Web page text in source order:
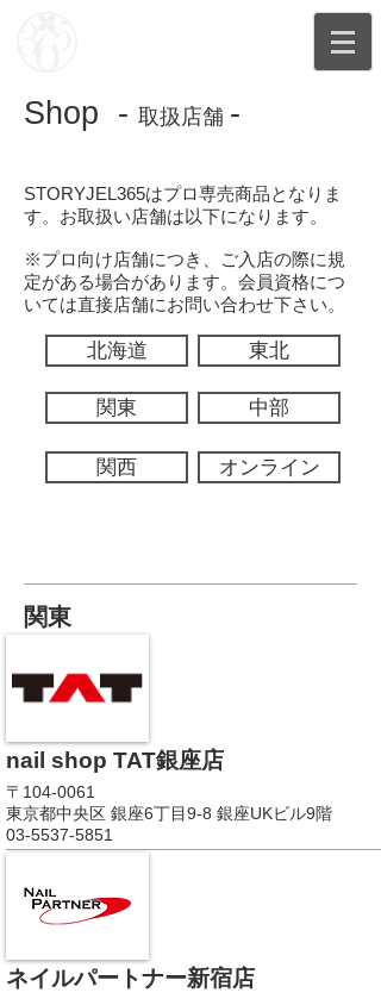
Shop - 取扱店舗 -
STORYJEL365はプロ専売商品となりま
す。お取扱い店舗は以下になります。
※プロ向け店舗につき、ご入店の際に規
定がある場合があります。会員資格につ
いては直接店舗にお問い合わせ下さい。
北海道
関東
東北
中部
関西 オンライン
関東
nail shop TAT銀座店
〒104-0061
東京都中央区 銀座6丁目9-8 銀座UKビル9階
03-5537-5851
ネイルパートナー新宿店